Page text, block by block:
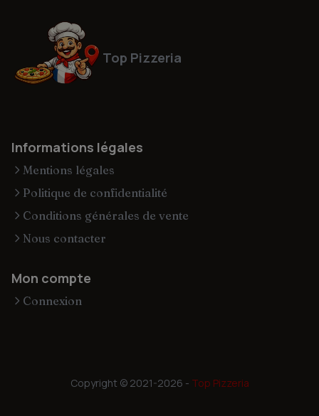
Top Pizzeria
Informations légales
Mentions légales
Politique de confidentialité
Conditions générales de vente
Nous contacter
Mon compte
Connexion
Copyright © 2021-2026 - Top Pizzeria